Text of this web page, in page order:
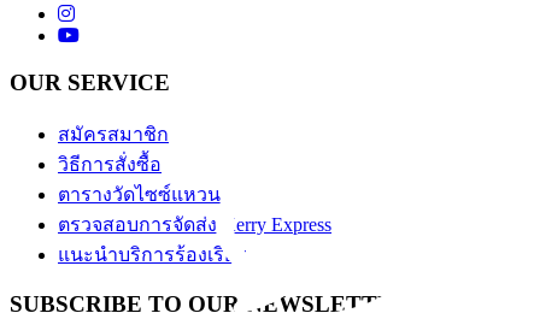
OUR SERVICE
สมัครสมาชิก
วิธีการสั่งซื้อ
ตารางวัดไซซ์แหวน
ตรวจสอบการจัดส่ง Kerry Express
แนะนำบริการร้องเรียน
SUBSCRIBE TO OUR NEWSLETTER